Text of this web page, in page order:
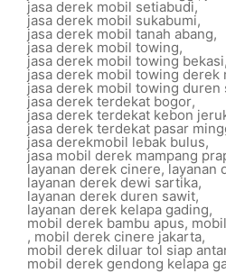
jasa derek mobil setiabudi,
jasa derek mobil sukabumi,
jasa derek mobil tanah abang,
jasa derek mobil towing,
jasa derek mobil towing bekasi,
jasa derek mobil towing derek
jasa derek mobil towing duren
jasa derek terdekat bogor,
jasa derek terdekat kebon
jasa derek terdekat pasar
jasa derekmobil lebak bulus,
jasa mobil derek mampang
layanan derek cinere,layanan
layanan derek dewi sartika,
layanan derek duren sawit,
layanan derek kelapa gading,
mobil derek bambu apus,
, mobil derek cinere jakarta,
mobil derek diluar tol siap
mobil derek gendong kelapa